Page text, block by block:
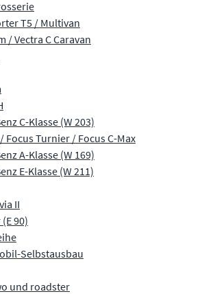
T5 / Multivan
/ Vectra C Caravan
C-Klasse (W 203)
Focus Turnier / Focus C-Max
A-Klasse (W 169)
E-Klasse (W 211)
II
90)
Selbstausbau
und roadster